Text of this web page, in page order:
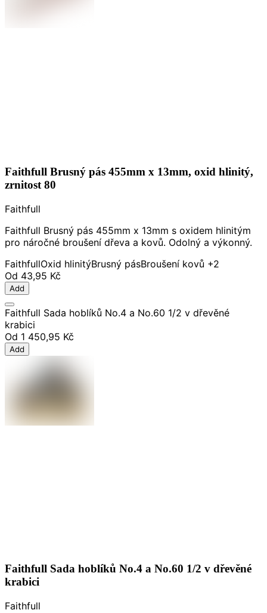
Faithfull Brusný pás 455mm x 13mm, oxid hlinitý,
zrnitost 80
Faithfull
Faithfull Brusný pás 455mm x 13mm s oxidem hlinitým
pro náročné broušení dřeva a kovů. Odolný a výkonný.
FaithfullOxid hlinitýBrusný pásBroušení kovů +2
Od 43,95 Kč
Add
Faithfull Sada hoblíků No.4 a No.60 1/2 v dřevěné
krabici
Od 1 450,95 Kč
Add
Faithfull Sada hoblíků No.4 a No.60 1/2 v dřevěné
krabici
Faithfull